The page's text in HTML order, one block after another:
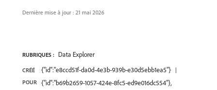
Dernière mise à jour : 21 mai 2026
RUBRIQUES : Data Explorer
CRÉÉ
POUR
{"id":"e8ccd51f-da0d-4e3b-939b-e30d5ebb1ea5"}
{"id":"b69b2659-1057-424e-8fc5-ed9e016dc554"},